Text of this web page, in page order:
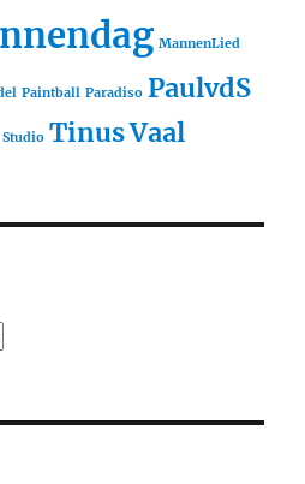
MannenLied
Paintball Paradiso PaulvdS
Studio TinusVaal